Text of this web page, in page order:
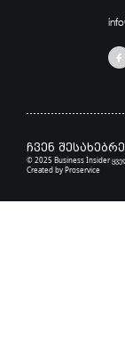
ჩვენ შესახებ
© 2025 Business Insider
Created byProservice